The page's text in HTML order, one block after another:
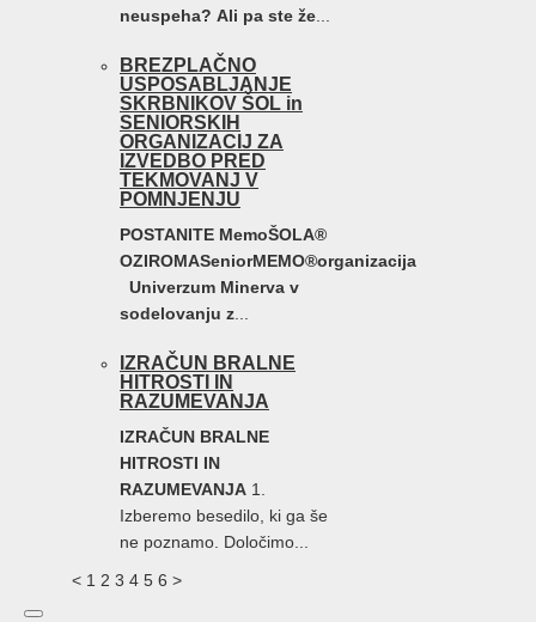
neuspeha? Ali pa ste že
BREZPLAČNO
USPOSABLJANJE
SKRBNIKOV ŠOL in
SENIORSKIH
ORGANIZACIJ ZA
IZVEDBO PRED
TEKMOVANJ V
POMNJENJU
POSTANITE MemoŠOLA®
OZIROMASeniorMEMO®organizacija
Univerzum Minerva v
sodelovanju z
IZRAČUN BRALNE
HITROSTI IN
RAZUMEVANJA
IZRAČUN BRALNE
HITROSTI IN
RAZUMEVANJA 1.
Izberemo besedilo, ki ga še
ne poznamo. Določimo...
< 1 2 3 4 5 6 >